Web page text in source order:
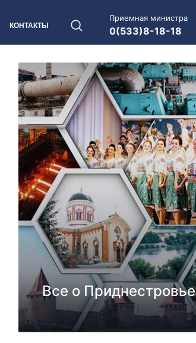
КОНТАКТЫ
Приемная министра
0(533)8-18-18
Все о Приднестровье